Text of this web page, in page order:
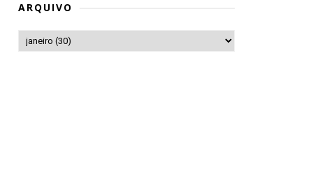
ARQUIVO